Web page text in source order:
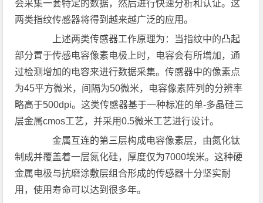
会采集一套特定的数据，然后进行快速分析和认证。这
两类指纹传感器将得到越来越广泛的应用。
上述两类传感器工作原理为：当指纹中的凸起
部分置于传感电容像素电极上时，电容会有所增加，通
过检测增加的电容来进行数据采集。传感器中的像素点
为45平方微米，间隔为50微米，电容像素阵列的分辨率
略高于500dpi。这类传感器基于一种标准的单-多晶硅三
层金属cmos工艺，并采用0.5微米工艺进行设计。
金属互连的第三层构成电容像素层，由氮化钛
制成并覆盖着一层氮化硅，厚度仅为7000埃米。这种硬
金属电极与抗磨涂敷层组合形成的传感器十分坚实耐
用，使用寿命可以达到很多年。